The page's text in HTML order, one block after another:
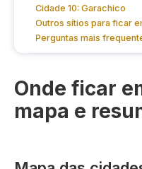
Cidade 10: Garachico
Outros sítios para ficar
Perguntas mais
Onde ficar
mapa e